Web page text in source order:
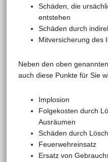
Schäden, die
entstehen
Schäden durch
Mitversicherung des
Neben den oben
auch diese Punkte für Sie
Implosion
Folgekosten durch
Ausräumen
Schäden durch
Feuerwehreinsatz
Ersatz von